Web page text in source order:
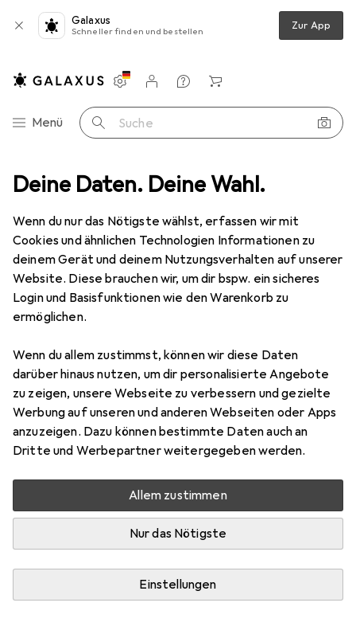
Deine Daten. Deine Wahl.
Wenn du nur das Nötigste wählst, erfassen wir mit
Cookies und ähnlichen Technologien Informationen zu
deinem Gerät und deinem Nutzungsverhalten auf unserer
Website. Diese brauchen wir, um dir bspw. ein sicheres
Login und Basisfunktionen wie den Warenkorb zu
ermöglichen.
Wenn du allem zustimmst, können wir diese Daten
darüber hinaus nutzen, um dir personalisierte Angebote
zu zeigen, unsere Webseite zu verbessern und gezielte
Werbung auf unseren und anderen Webseiten oder Apps
anzuzeigen. Dazu können bestimmte Daten auch an
Dritte und Werbepartner weitergegeben werden.
Allem zustimmen
Nur das Nötigste
Einstellungen
Galaxus
Schneller finden und bestellen Zur App
Navigation nach Kategorien
Menü Suche
Einstellungen
Kundenkonto
Vergleichslisten
Merklisten
Warenkorb
RC Elektronik RC Akku CSB Battery BleiAkku HRL 634W
3 Bilder
CSB Battery BleiAkku HRL 634W
Preis in EUR inkl. MwSt.
EUR
31,96
Bewertungen
Zwischen Mo, 10.8. und Mi, 12.8. geliefert
Mehr als 10 Stück an Lager beim Lieferanten
Lieferort angeben für genaue Lieferzeit